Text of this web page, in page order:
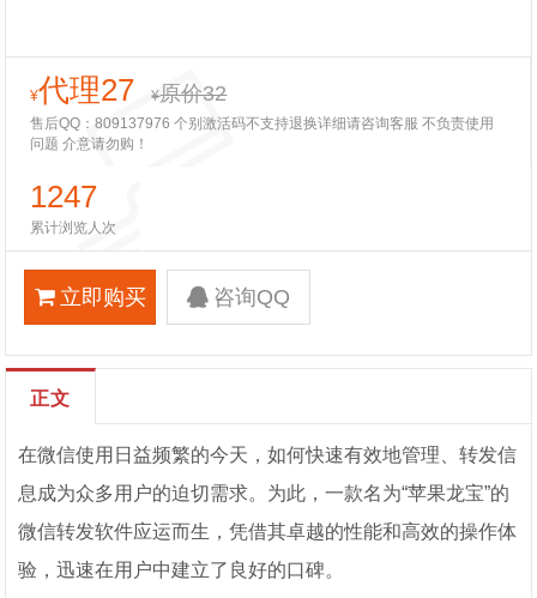
¥代理27 ¥原价32
售后QQ：809137976 个别激活码不支持退换详细请咨询客服 不负责使用
问题 介意请勿购！
1247
累计浏览人次
立即购买 咨询QQ
正文
在微信使用日益频繁的今天，如何快速有效地管理、转发信
息成为众多用户的迫切需求。为此，一款名为“苹果龙宝”的
微信转发软件应运而生，凭借其卓越的性能和高效的操作体
验，迅速在用户中建立了良好的口碑。